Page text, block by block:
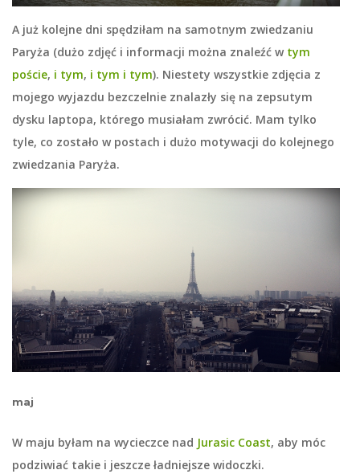
A już kolejne dni spędziłam na samotnym zwiedzaniu
Paryża (dużo zdjęć i informacji można znaleźć w tym
poście, i tym, i tym i tym). Niestety wszystkie zdjęcia z
mojego wyjazdu bezczelnie znalazły się na zepsutym
dysku laptopa, którego musiałam zwrócić. Mam tylko
tyle, co zostało w postach i dużo motywacji do kolejnego
zwiedzania Paryża.
maj
W maju byłam na wycieczce nad Jurasic Coast, aby móc
podziwiać takie i jeszcze ładniejsze widoczki.